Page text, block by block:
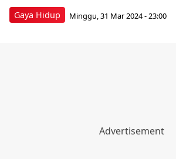
Gaya Hidup Minggu, 31 Mar 2024 - 23:00